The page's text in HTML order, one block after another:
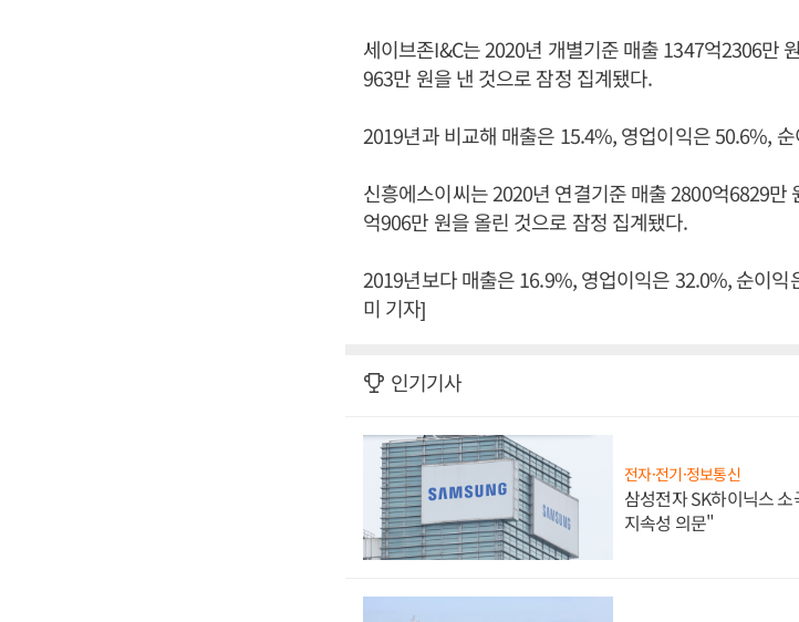
세이브존I&C는 2020년 개별기준 매출 1347억2306만
963만 원을 낸 것으로 잠정 집계됐다.
2019년과 비교해 매출은 15.4%, 영업이익은 50.6%,
신흥에스이씨는 2020년 연결기준 매출 2800억6829
억906만 원을 올린 것으로 잠정 집계됐다.
2019년보다 매출은 16.9%, 영업이익은 32.0%, 순이
미 기자]
인기기사
전자·전기·정보통신
삼성전자 SK하이닉스
지속성 의문"